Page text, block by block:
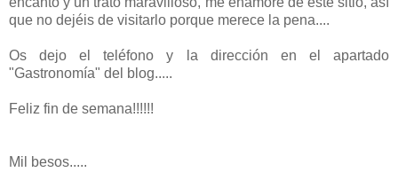
que no dejéis de visitarlo porque merece la pena....
Os dejo el teléfono y la dirección en el apartado
"Gastronomía" del blog.....
Feliz fin de semana!!!!!!
Mil besos.....